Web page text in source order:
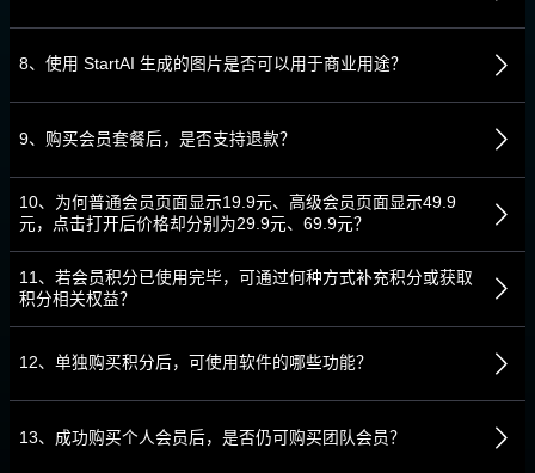
8、使用 StartAI 生成的图片是否可以用于商业用途？
9、购买会员套餐后，是否支持退款？
10、为何普通会员页面显示19.9元、高级会员页面显示49.9
元，点击打开后价格却分别为29.9元、69.9元？
11、若会员积分已使用完毕，可通过何种方式补充积分或获取
积分相关权益？
12、单独购买积分后，可使用软件的哪些功能？
13、成功购买个人会员后，是否仍可购买团队会员？